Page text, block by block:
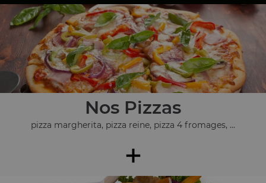
Nos Pizzas
pizza margherita, pizza reine, pizza 4 fromages, ...
+